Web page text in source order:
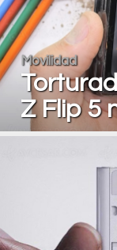
Movilidad
Z Flip 5